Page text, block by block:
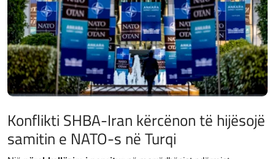
SHENDETI
JETA
Gallery
Shqip
Konflikti SHBA-Iran kërcënon të hijësojë
samitin e NATO-s në Turqi